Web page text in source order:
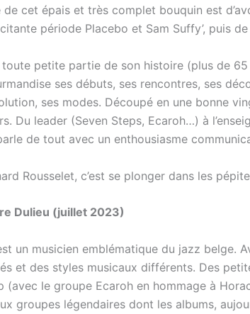
cet épais et très complet bouquin est
période Placebo et Sam Suffy’, puis
toute petite partie de son histoire (plus de
ses débuts, ses rencontres, ses
ses modes. Découpé en une bonne
Du leader (Seven Steps, Ecaroh…) à
de tout avec un enthousiasme
Rousselet, c’est se plonger dans les
Dulieu (juillet 2023)
un musicien emblématique du jazz belge.
et des styles musicaux différents. Des
(avec le groupe Ecaroh en hommage à
groupes légendaires dont les albums,